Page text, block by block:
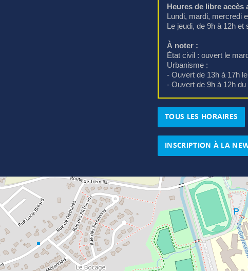
Heures de libre accès
Lundi, mardi, mercredi
Le jeudi, de 9h à 12h
À noter :
État civil : ouvert le
Urbanisme :
- Ouvert de 13h à 17h
- Ouvert de 9h à 12h
TOUS LES HORAIRES
INSCRIPTION À LA